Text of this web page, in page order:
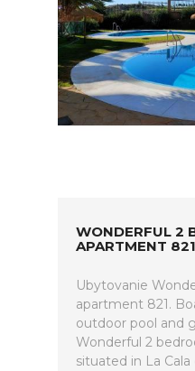
WONDERFUL 2
APARTMENT 821
Ubytovanie
apartment 821.
outdoor pool and
Wonderful 2
situated in La